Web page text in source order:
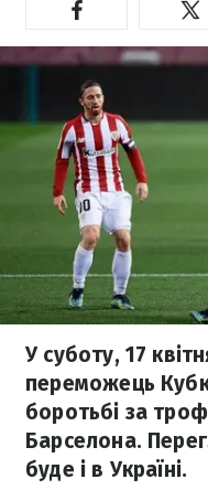
У суботу, 17
переможець
боротьбі за
Барселона.
буде і в Україні.